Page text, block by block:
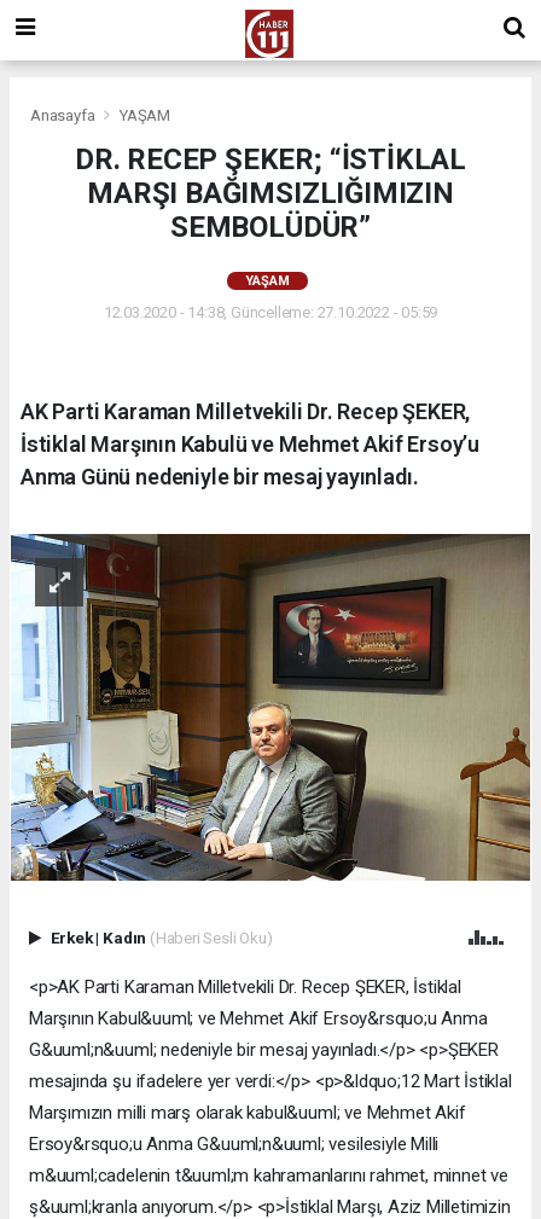
Anasayfa YAŞAM
DR. RECEP ŞEKER; “İSTİKLAL
MARŞI BAĞIMSIZLIĞIMIZIN
SEMBOLÜDÜR”
YAŞAM
12.03.2020 - 14:38, Güncelleme: 27.10.2022 - 05:59
AK Parti Karaman Milletvekili Dr. Recep ŞEKER,
İstiklal Marşının Kabulü ve Mehmet Akif Ersoy’u
Anma Günü nedeniyle bir mesaj yayınladı.
Erkek| Kadın (Haberi Sesli Oku)
<p>AK Parti Karaman Milletvekili Dr. Recep ŞEKER, İstiklal
Marşının Kabul&uuml; ve Mehmet Akif Ersoy&rsquo;u Anma
G&uuml;n&uuml; nedeniyle bir mesaj yayınladı.</p> <p>ŞEKER
mesajında şu ifadelere yer verdi:</p> <p>&ldquo;12 Mart İstiklal
Marşımızın milli marş olarak kabul&uuml; ve Mehmet Akif
Ersoy&rsquo;u Anma G&uuml;n&uuml; vesilesiyle Milli
m&uuml;cadelenin t&uuml;m kahramanlarını rahmet, minnet ve
ş&uuml;kranla anıyorum.</p> <p>İstiklal Marşı, Aziz Milletimizin